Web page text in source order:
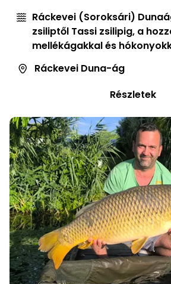
Ráckevei (Soroksári)
zsiliptől Tassi zsilipig, a
mellékágakkal és
Ráckevei Duna-ág
Részletek